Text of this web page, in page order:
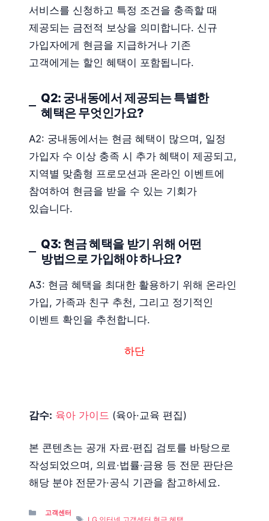
서비스를 신청하고 특정 조건을 충족할 때
제공되는 금전적 보상을 의미합니다. 신규
가입자에게 현금을 지급하거나 기존
고객에게는 할인 혜택이 포함됩니다.
Q2: 궁내동에서 제공되는 특별한
혜택은 무엇인가요?
A2: 궁내동에서는 현금 혜택이 많으며, 일정
가입자 수 이상 충족 시 추가 혜택이 제공되고,
지역별 맞춤형 프로모션과 온라인 이벤트에
참여하여 현금을 받을 수 있는 기회가
있습니다.
Q3: 현금 혜택을 받기 위해 어떤
방법으로 가입해야 하나요?
A3: 현금 혜택을 최대한 활용하기 위해 온라인
가입, 가족과 친구 추천, 그리고 정기적인
이벤트 확인을 추천합니다.
하단
감수: 육아 가이드 (육아·교육 편집)
본 콘텐츠는 공개 자료·편집 검토를 바탕으로
작성되었으며, 의료·법률·금융 등 전문 판단은
해당 분야 전문가·공식 기관을 참고하세요.
Categories
고객센터
Tags